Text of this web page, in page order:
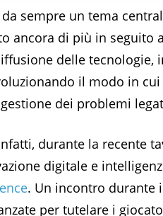
sempre un tema
ancora di più in seguito
delle tecnologie,
il modo in
dei problemi
durante la recente
digitale e
. Un incontro durante
per tutelare i